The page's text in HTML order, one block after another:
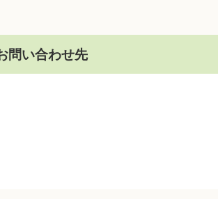
問い合わせ先